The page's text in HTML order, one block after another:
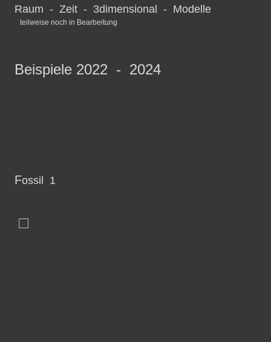
Raum - Zeit - 3dimensional - Modelle
teilweise noch in Bearbeitung
Beispiele 2022 - 2024
Fossil 1